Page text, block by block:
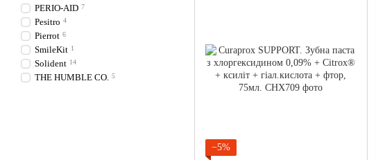
−5%
PERIO-AID 7
Pesitro 4
Pierrot 6
SmileKit 1
Solident 14
THE HUMBLE CO. 5